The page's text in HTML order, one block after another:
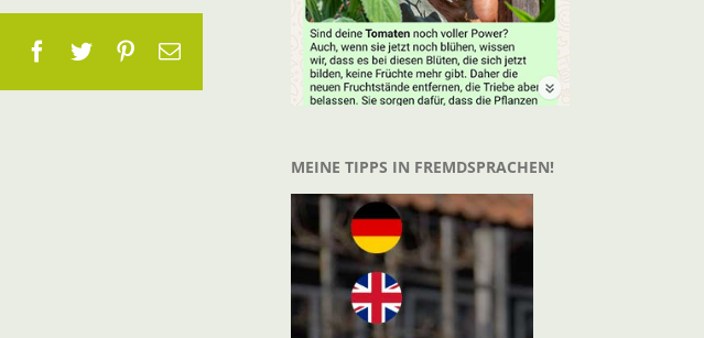
Facebook
TwitterPinterest
E-
MEINE TIPPS IN FREMDSPRACHEN!